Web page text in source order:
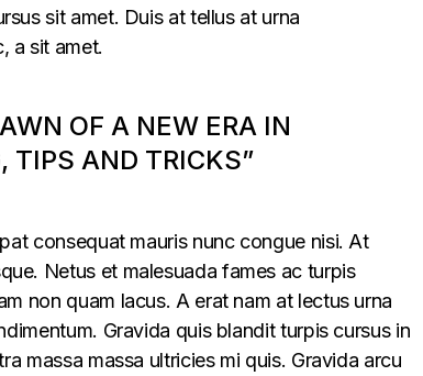
sit amet. Duis at tellus at urna
a sit amet.
OF A NEW ERA IN
TIPS AND TRICKS”
consequat mauris nunc congue nisi. At
Netus et malesuada fames ac turpis
non quam lacus. A erat nam at lectus urna
Gravida quis blandit turpis cursus in
massa massa ultricies mi quis. Gravida arcu